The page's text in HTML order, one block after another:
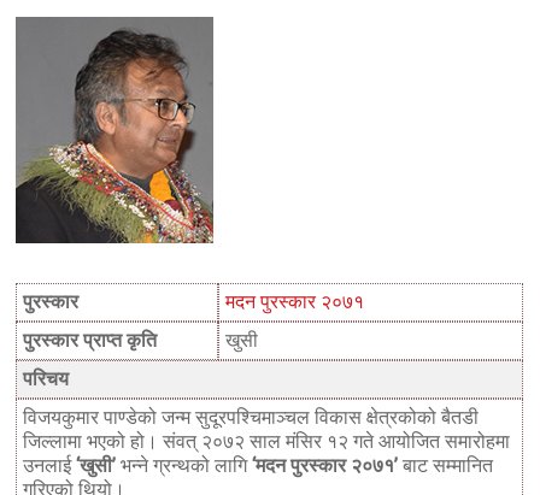
पुरस्कार
मदन पुरस्कार २०७१
पुरस्कार प्राप्त कृति
खुसी
परिचय
विजयकुमार पाण्डेको जन्म सुदूरपश्चिमाञ्चल विकास क्षेत्रकोको बैतडी
जिल्लामा भएको हो। संवत् २०७२ साल मंसिर १२ गते आयोजित समारोहमा
उनलाई‘खुसी’ भन्ने ग्रन्थको लागि‘मदन पुरस्कार २०७१’ बाट सम्मानित
गरिएको थियो।